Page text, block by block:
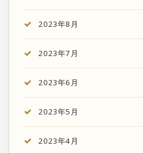
2023年8月
2023年7月
2023年6月
2023年5月
2023年4月